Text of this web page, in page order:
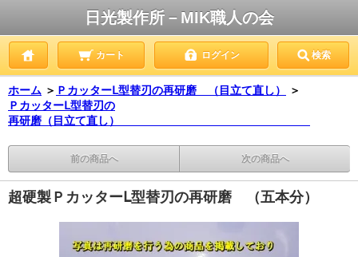
日光製作所－MIK職人の会
カート ログイン 検索
ホーム ＞ ＰカッターⅬ型替刃の再研磨 （目立て直し）
＞
ＰカッターⅬ型替刃の
再研磨（目立て直し）
前の商品へ 次の商品へ
超硬製ＰカッターⅬ型替刃の再研磨 （五本分）